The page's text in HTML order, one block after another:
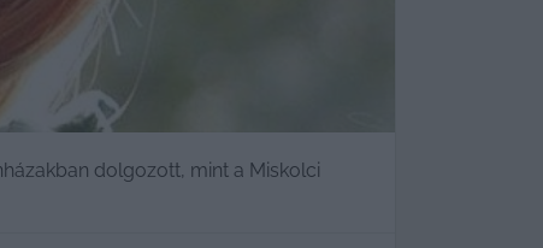
dolgozott, mint a Miskolci